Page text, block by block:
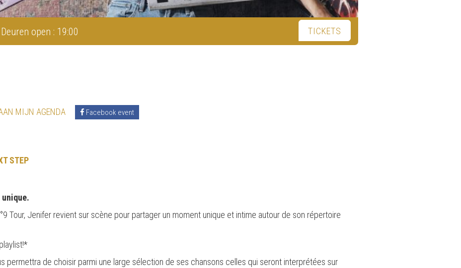
Deuren open : 19:00 TICKETS
MIJN AGENDA Facebook event
STEP
Tour, Jenifer revient sur scène pour partager un moment unique et intime autour de son répertoire
permettra de choisir parmi une large sélection de ses chansons celles qui seront interprétées sur